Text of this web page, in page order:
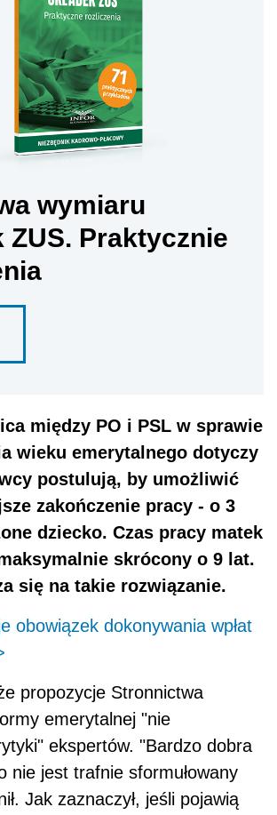
wymiaru
ZUS. Praktycznie
między PO i PSL w sprawie
wieku emerytalnego dotyczy
postulują, by umożliwić
zakończenie pracy - o 3
dziecko. Czas pracy matek
skrócony o 9 lat.
się na takie rozwiązanie.
obowiązek dokonywania wpłat
propozycje Stronnictwa
emerytalnej "nie
ekspertów. "Bardzo dobra
nie jest trafnie sformułowany
Jak zaznaczył, jeśli pojawią